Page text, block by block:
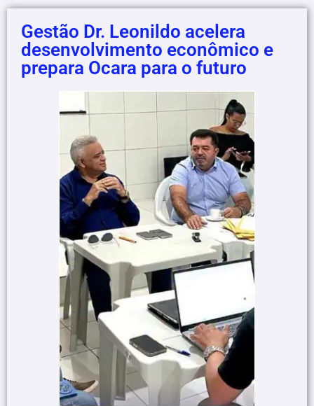
Gestão Dr. Leonildo acelera
desenvolvimento econômico e
prepara Ocara para o futuro